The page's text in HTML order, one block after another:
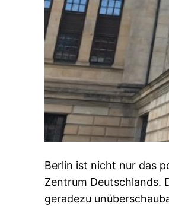
Berlin ist nicht nur das
Zentrum Deutschlands.
geradezu